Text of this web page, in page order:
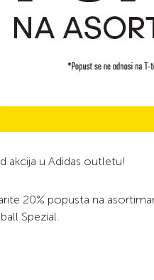
akcija u Adidas outletu!
20% popusta na
Spezial.